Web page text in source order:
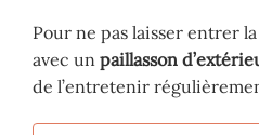
Pour ne pas laisser entrer
avec un paillasson
de l’entretenir